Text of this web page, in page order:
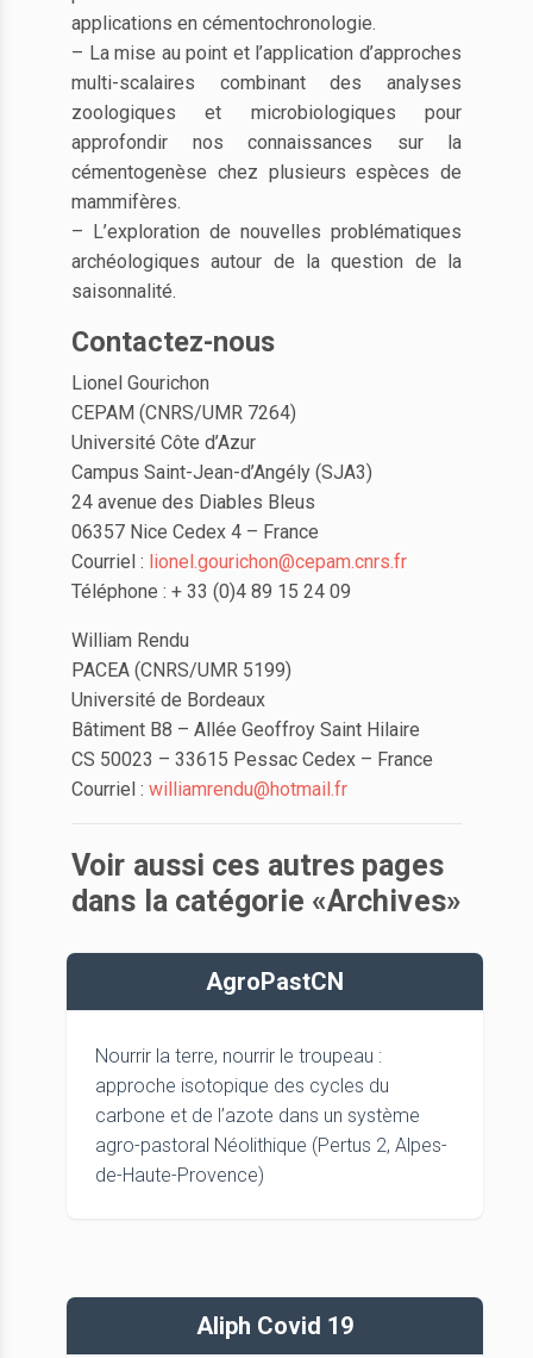
applications en cémentochronologie.
– La mise au point et l’application d’approches
multi-scalaires combinant des analyses
zoologiques et microbiologiques pour
approfondir nos connaissances sur la
cémentogenèse chez plusieurs espèces de
mammifères.
– L’exploration de nouvelles problématiques
archéologiques autour de la question de la
saisonnalité.
Contactez-nous
Lionel Gourichon
CEPAM (CNRS/UMR 7264)
Université Côte d’Azur
Campus Saint-Jean-d’Angély (SJA3)
24 avenue des Diables Bleus
06357 Nice Cedex 4 – France
Courriel : lionel.gourichon@cepam.cnrs.fr
Téléphone : + 33 (0)4 89 15 24 09
William Rendu
PACEA (CNRS/UMR 5199)
Université de Bordeaux
Bâtiment B8 – Allée Geoffroy Saint Hilaire
CS 50023 – 33615 Pessac Cedex – France
Courriel : williamrendu@hotmail.fr
Voir aussi ces autres pages
dans la catégorie «Archives»
AgroPastCN
Nourrir la terre, nourrir le troupeau :
approche isotopique des cycles du
carbone et de l’azote dans un système
agro-pastoral Néolithique (Pertus 2, Alpes-
de-Haute-Provence)
Aliph Covid 19